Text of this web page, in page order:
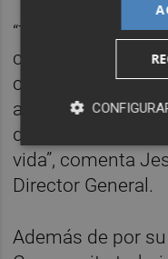
“Teníamos que
compran y
cariño que nos
años, y qué mejor
desarrollando
vida”, comenta
Director General.
Además de por